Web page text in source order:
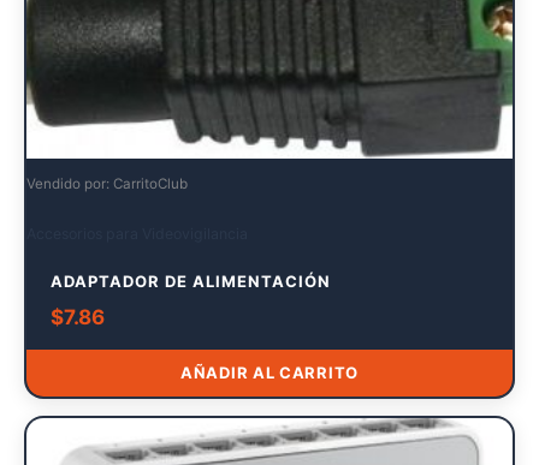
Vendido por: CarritoClub
ADAPTADOR DE ALIMENTACIÓN
$7.86
AÑADIR AL CARRITO